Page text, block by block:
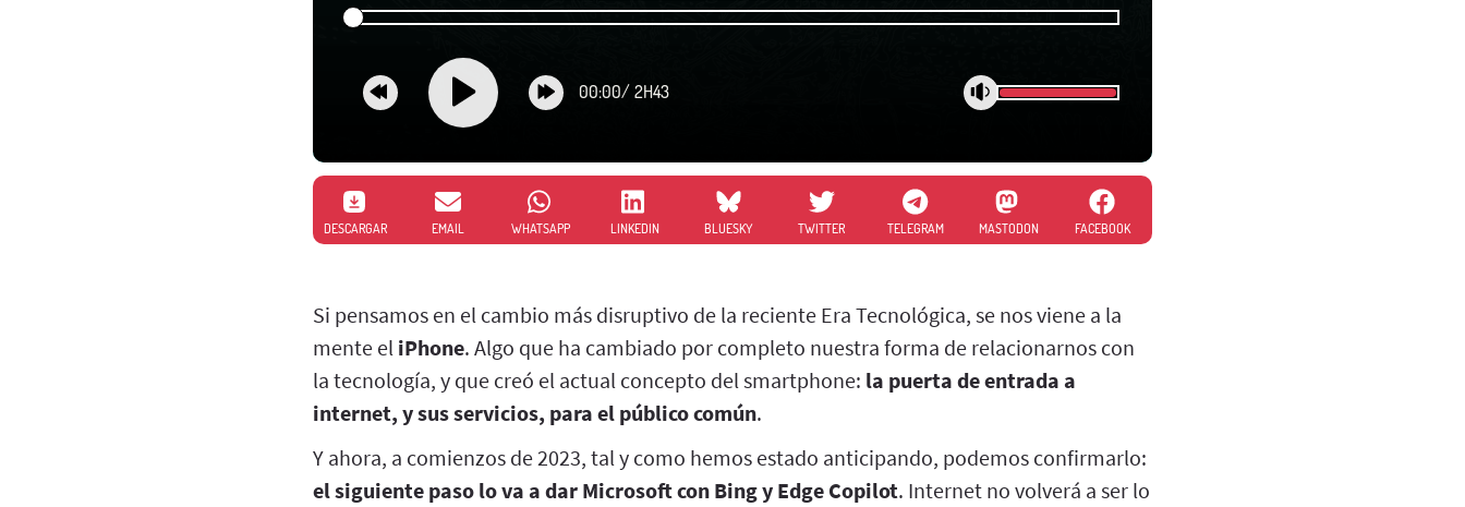
00:00/ 2H43
DESCARGAR EMAIL WHATSAPP LINKEDIN BLUESKY TWITTER TELEGRAM MASTODON FACEBOOK
Si pensamos en el cambio más disruptivo de la reciente Era Tecnológica, se nos viene a la
mente el iPhone. Algo que ha cambiado por completo nuestra forma de relacionarnos con
la tecnología, y que creó el actual concepto del smartphone: la puerta de entrada a
internet, y sus servicios, para el público común.
Y ahora, a comienzos de 2023, tal y como hemos estado anticipando, podemos confirmarlo:
el siguiente paso lo va a dar Microsoft con Bing y Edge Copilot. Internet no volverá a ser lo